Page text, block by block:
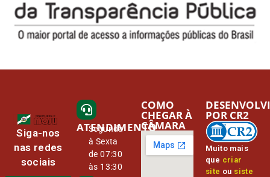
Siga-nos
nas redes
sociais
ATENDIMENTO
Segunda
à Sexta
de 07:30
às 13:30
COMO
CHEGAR À
CÂMARA
Muito mais
que criar
site ou siste
POR CR2